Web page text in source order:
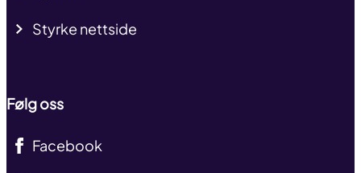
Styrke nettside
Følg oss
Facebook